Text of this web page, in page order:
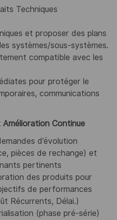
Techniques
et proposer des plans
systèmes/sous-systèmes.
compatible avec les
pour protéger le
communications
Continue
d’évolution
pièces de rechange) et
pertinents
des produits pour
de performances
Récurrents, Délai.)
(phase pré-série)